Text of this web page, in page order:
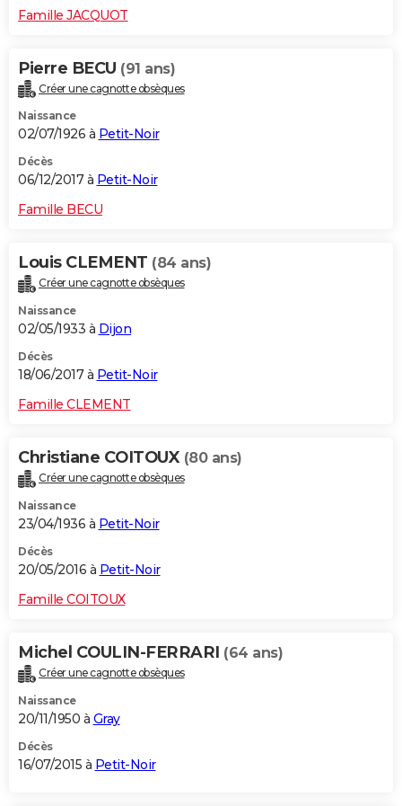
Famille JACQUOT
Pierre BECU (91 ans)
Créer une cagnotte obsèques
Naissance
02/07/1926 à Petit-Noir
Décès
06/12/2017 à Petit-Noir
Famille BECU
Louis CLEMENT (84 ans)
Créer une cagnotte obsèques
Naissance
02/05/1933 à Dijon
Décès
18/06/2017 à Petit-Noir
Famille CLEMENT
Christiane COITOUX (80 ans)
Créer une cagnotte obsèques
Naissance
23/04/1936 à Petit-Noir
Décès
20/05/2016 à Petit-Noir
Famille COITOUX
Michel COULIN-FERRARI (64 ans)
Créer une cagnotte obsèques
Naissance
20/11/1950 à Gray
Décès
16/07/2015 à Petit-Noir